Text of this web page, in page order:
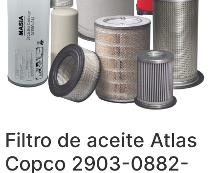
Filtro de aceite Atlas
Copco 2903-0882-